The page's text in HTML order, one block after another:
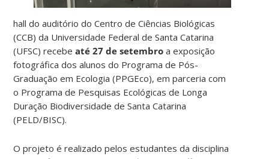
hall do auditório do Centro de Ciências Biológicas
(CCB) da Universidade Federal de Santa Catarina
(UFSC) recebeaté 27 de setembro a exposição
fotográfica dos alunos do Programa de Pós-
Graduação em Ecologia (PPGEco), em parceria com
o Programa de Pesquisas Ecológicas de Longa
Duração Biodiversidade de Santa Catarina
(PELD/BISC).
O projeto é realizado pelos estudantes da disciplina